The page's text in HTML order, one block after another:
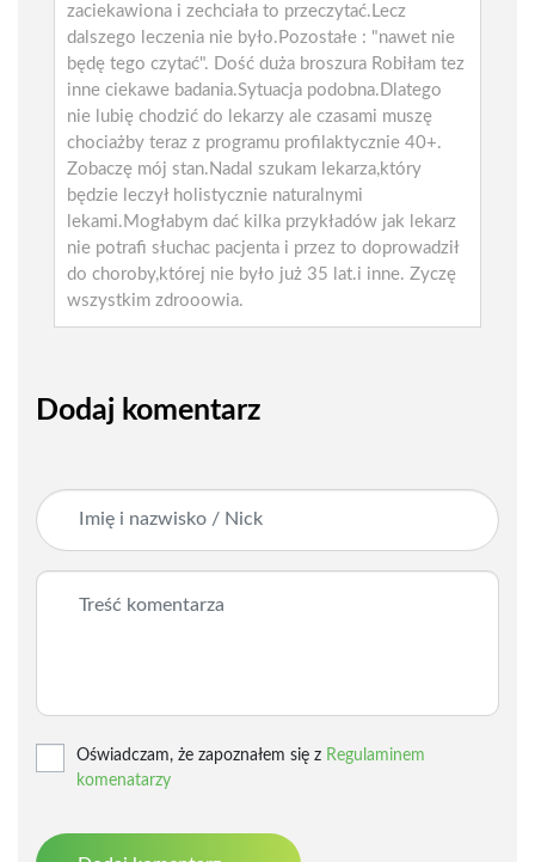
zaciekawiona i zechciała to przeczytać.Lecz
dalszego leczenia nie było.Pozostałe : "nawet nie
będę tego czytać". Dość duża broszura Robiłam tez
inne ciekawe badania.Sytuacja podobna.Dlatego
nie lubię chodzić do lekarzy ale czasami muszę
chociażby teraz z programu profilaktycznie 40+.
Zobaczę mój stan.Nadal szukam lekarza,który
będzie leczył holistycznie naturalnymi
lekami.Mogłabym dać kilka przykładów jak lekarz
nie potrafi słuchac pacjenta i przez to doprowadził
do choroby,której nie było już 35 lat.i inne. Zyczę
wszystkim zdrooowia.
Dodaj komentarz
Oświadczam, że zapoznałem się z Regulaminem
komenatarzy